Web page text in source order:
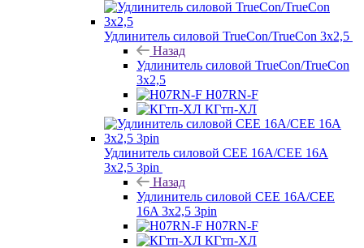
Удлинитель силовой TrueCon/TrueCon 3х2,5
Назад
Удлинитель силовой TrueCon/TrueCon
3х2,5
H07RN-F
КГтп-ХЛ
Удлинитель силовой CEE 16A/CEE 16A
3х2,5 3pin
Назад
Удлинитель силовой CEE 16A/CEE
16A 3х2,5 3pin
H07RN-F
КГтп-ХЛ